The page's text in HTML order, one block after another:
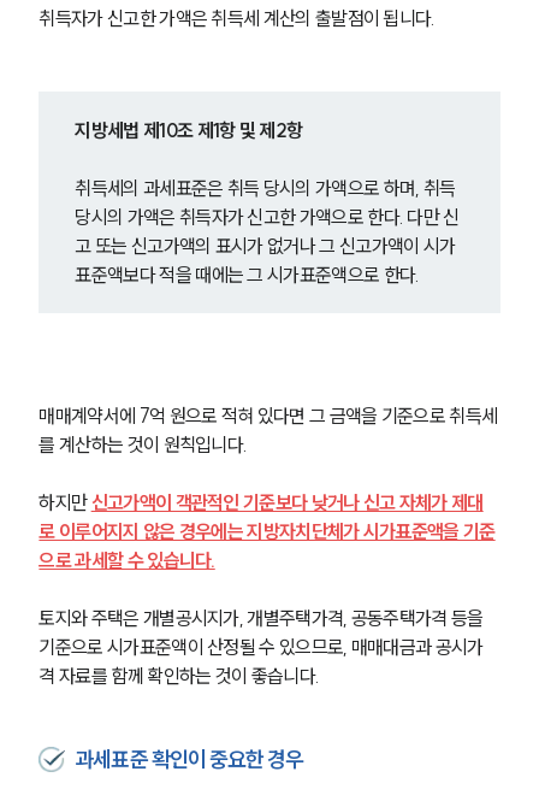
취득자가 신고한 가액은 취득세 계산의 출발점이 됩니다.
지방세법 제10조 제1항 및 제2항
취득세의 과세표준은 취득 당시의 가액으로 하며, 취득
당시의 가액은 취득자가 신고한 가액으로 한다. 다만 신
고 또는 신고가액의 표시가 없거나 그 신고가액이 시가
표준액보다 적을 때에는 그 시가표준액으로 한다.
매매계약서에 7억 원으로 적혀 있다면 그 금액을 기준으로 취득세
를 계산하는 것이 원칙입니다.
하지만 신고가액이 객관적인 기준보다 낮거나 신고 자체가 제대
로 이루어지지 않은 경우에는 지방자치단체가 시가표준액을 기준
으로 과세할 수 있습니다.
토지와 주택은 개별공시지가, 개별주택가격, 공동주택가격 등을
기준으로 시가표준액이 산정될 수 있으므로, 매매대금과 공시가
격 자료를 함께 확인하는 것이 좋습니다.
과세표준 확인이 중요한 경우